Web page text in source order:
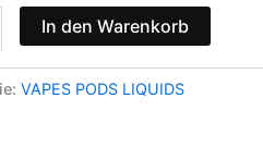
In den Warenkorb
VAPES PODS LIQUIDS